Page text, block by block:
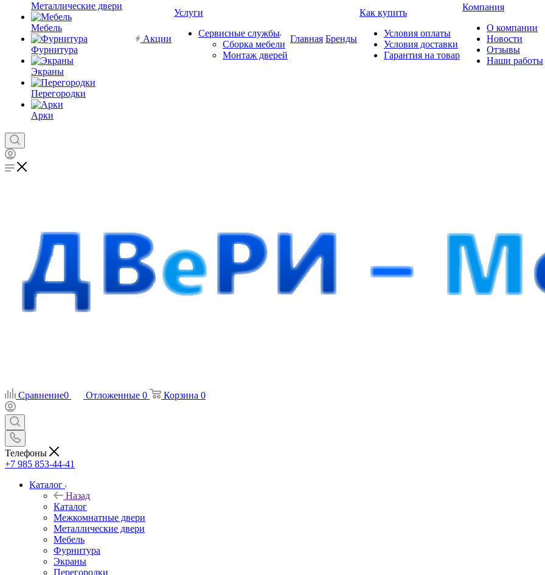
Металлические двери
Мебель
Фурнитура
Экраны
Перегородки
Арки
Акции
Услуги
Сервисные службы
Сборка мебели
Монтаж дверей
Главная Бренды
Как купить
Условия оплаты
Условия доставки
Гарантия на товар
Компания
О компании
Новости
Отзывы
Наши работы
Сравнение0 Отложенные 0 Корзина 0
Телефоны
+7 985 853-44-41
Каталог
Назад
Каталог
Межкомнатные двери
Металлические двери
Мебель
Фурнитура
Экраны
Перегородки